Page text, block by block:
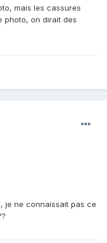
mais les cassures
photo, on dirait des
je ne connaissait pas ce